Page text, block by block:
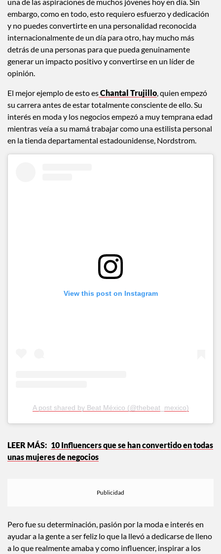
embargo, como en todo, esto requiero esfuerzo y dedicación
y no puedes convertirte en una personalidad reconocida
internacionalmente de un día para otro, hay mucho más
detrás de una personas para que pueda genuinamente
generar un impacto positivo y convertirse en un líder de
opinión.
El mejor ejemplo de esto esChantal Trujillo, quien empezó
su carrera antes de estar totalmente consciente de ello. Su
interés en moda y los negocios empezó a muy temprana edad
mientras veía a su mamá trabajar como una estilista personal
en la tienda departamental estadounidense, Nordstrom.
View this post on Instagram
A post shared by Beat México (@thebeat_mexico)
10 Influencers que se han convertido en todas
unas mujeres de negocios
Pero fue su determinación, pasión por la moda e interés en
ayudar a la gente a ser feliz lo que la llevó a dedicarse de lleno
a lo que realmente amaba y como influencer, inspirar a los